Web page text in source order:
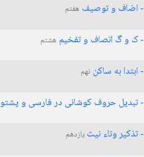
- اضاف و توصيف هفتم
- ک و گ اتصاف و تفخیم هشتم
- ابتدا به ساکن نهم
- تبدیل حروف کوشانی در فارسی و پشتو
- تذكير وتاء نيث یازدهم